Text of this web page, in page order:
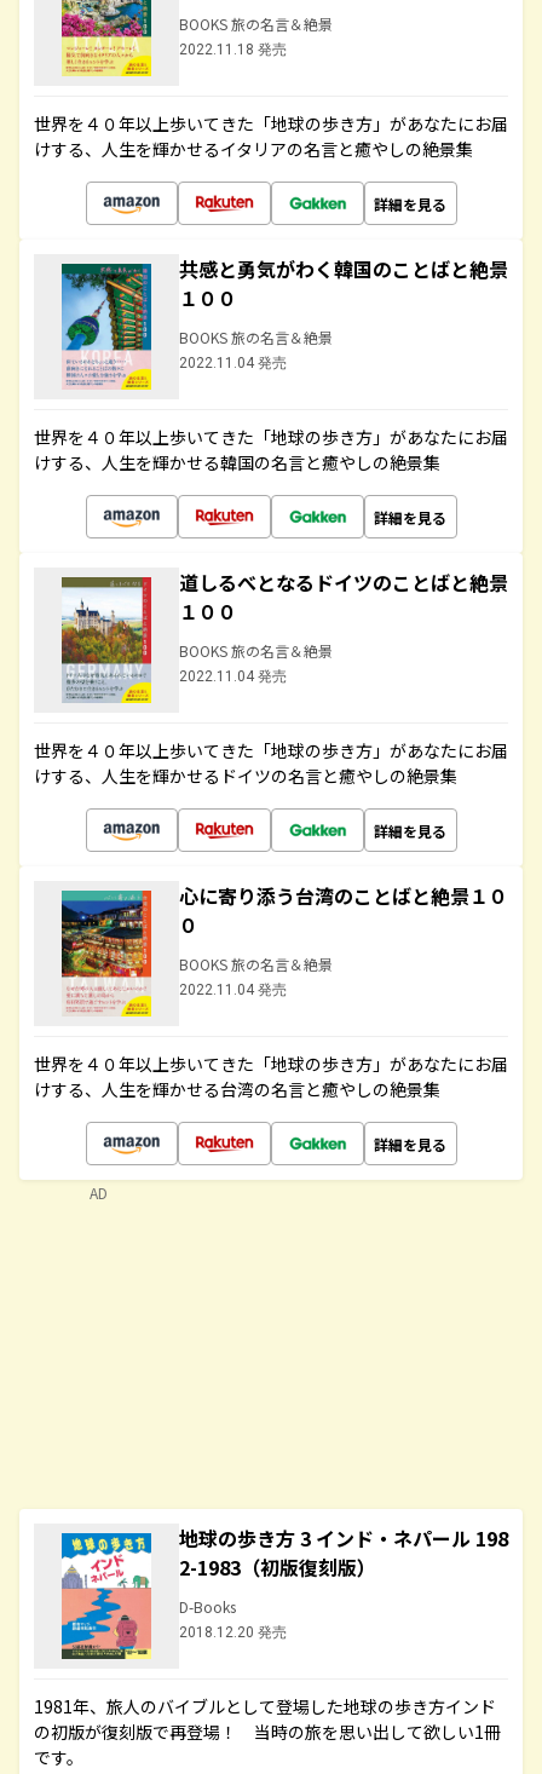
BOOKS 旅の名言＆絶景
2022.11.18 発売
世界を４０年以上歩いてきた「地球の歩き方」があなたにお届
けする、人生を輝かせるイタリアの名言と癒やしの絶景集
詳細を見る
共感と勇気がわく韓国のことばと絶景
１００
BOOKS 旅の名言＆絶景
2022.11.04 発売
世界を４０年以上歩いてきた「地球の歩き方」があなたにお届
けする、人生を輝かせる韓国の名言と癒やしの絶景集
詳細を見る
道しるべとなるドイツのことばと絶景
１００
BOOKS 旅の名言＆絶景
2022.11.04 発売
世界を４０年以上歩いてきた「地球の歩き方」があなたにお届
けする、人生を輝かせるドイツの名言と癒やしの絶景集
詳細を見る
心に寄り添う台湾のことばと絶景１０
０
BOOKS 旅の名言＆絶景
2022.11.04 発売
世界を４０年以上歩いてきた「地球の歩き方」があなたにお届
けする、人生を輝かせる台湾の名言と癒やしの絶景集
詳細を見る
地球の歩き方 3 インド・ネパール 198
2-1983（初版復刻版）
D-Books
2018.12.20 発売
1981年、旅人のバイブルとして登場した地球の歩き方インド
の初版が復刻版で再登場！ 当時の旅を思い出して欲しい1冊
です。
AD